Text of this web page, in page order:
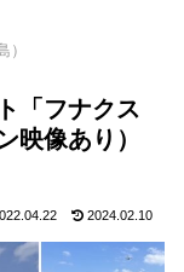
）
「フナクス
映像あり）
2024.02.10